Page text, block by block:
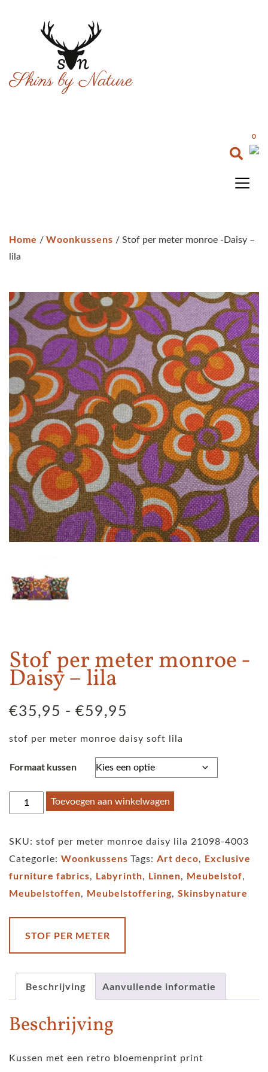
0
Home / Woonkussens / Stof per meter monroe -Daisy –
lila
Stof per meter monroe -
Daisy – lila
€35,95 - €59,95
tot
€59,95
stof per meter monroe daisy soft lila
Formaat kussen
Stof
per
-
lila
aantal
Toevoegen aan winkelwagen
SKU: stof per meter monroe daisy lila 21098-4003
Categorie: Woonkussens Tags: Art deco, Exclusive
furniture fabrics, Labyrinth, Linnen, Meubelstof,
Meubelstoffen, Meubelstoffering, Skinsbynature
STOF PER METER
Beschrijving Aanvullende informatie
Beschrijving
Kussen met een retro bloemenprint print